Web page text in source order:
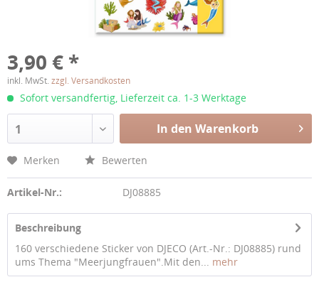
3,90 € *
inkl. MwSt. zzgl. Versandkosten
Sofort versandfertig, Lieferzeit ca. 1-3 Werktage
1 In den Warenkorb
Merken Bewerten
Artikel-Nr.: DJ08885
Beschreibung
160 verschiedene Sticker von DJECO (Art.-Nr.: DJ08885) rund
ums Thema "Meerjungfrauen".Mit den... mehr